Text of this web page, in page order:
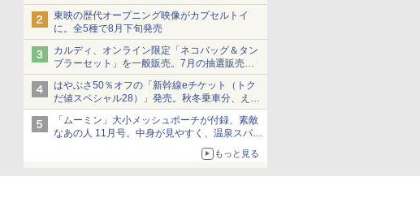
ショーツは1990円に
東映の歴代オープニング映像がカプセルトイ
に。全5種で8月下旬発売
カルディ、オンライン限定「ネコバッグ＆タン
ブラーセット」を一般販売。7月の抽選販売の
当選無効分
はやぶさ50％オフの「新幹線eチケット（トク
だ値スペシャル28）」発売。秋冬乗車分、えき
ねっと限定
「ムーミン」大小メッシュポーチが付録、素敵
なあの人 11月号。中身が見やすく、温泉スパに
もっと見る